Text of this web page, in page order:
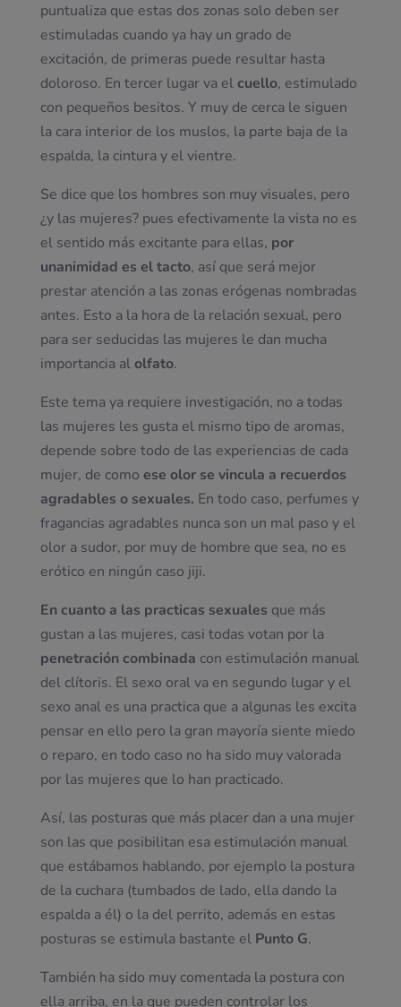
puntualiza que estas dos zonas solo deben ser
estimuladas cuando ya hay un grado de
excitación, de primeras puede resultar hasta
doloroso. En tercer lugar va elcuello, estimulado
con pequeños besitos. Y muy de cerca le siguen
la cara interior de los muslos, la parte baja de la
espalda, la cintura y el vientre.
Se dice que los hombres son muy visuales, pero
¿y las mujeres? pues efectivamente la vista no es
el sentido más excitante para ellas, por
unanimidad es el tacto, así que será mejor
prestar atención a las zonas erógenas nombradas
antes. Esto a la hora de la relación sexual, pero
para ser seducidas las mujeres le dan mucha
importancia alolfato.
Este tema ya requiere investigación, no a todas
las mujeres les gusta el mismo tipo de aromas,
depende sobre todo de las experiencias de cada
mujer, de como ese olor se vincula a recuerdos
agradables o sexuales. En todo caso, perfumes y
fragancias agradables nunca son un mal paso y el
olor a sudor, por muy de hombre que sea, no es
erótico en ningún caso jiji.
En cuanto a las practicas sexuales que más
gustan a las mujeres, casi todas votan por la
penetracióncombinada con estimulación manual
del clítoris. El sexo oral va en segundo lugar y el
sexo anal es una practica que a algunas les excita
pensar en ello pero la gran mayoría siente miedo
o reparo, en todo caso no ha sido muy valorada
por las mujeres que lo han practicado.
Así, las posturas que más placer dan a una mujer
son las que posibilitan esa estimulación manual
que estábamos hablando, por ejemplo la postura
de la cuchara (tumbados de lado, ella dando la
espalda a él) o la del perrito, además en estas
posturas se estimula bastante el Punto G.
También ha sido muy comentada la postura con
ella arriba, en la que pueden controlar los